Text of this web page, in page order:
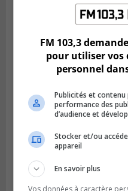
Un Québécois
LONGUEUIL
FM 103,3
pour utiliser vos
personnel
Publicités et
performance des
d’audience et
Stocker et/ou
appareil
En savoir plus
Vos données à caractère